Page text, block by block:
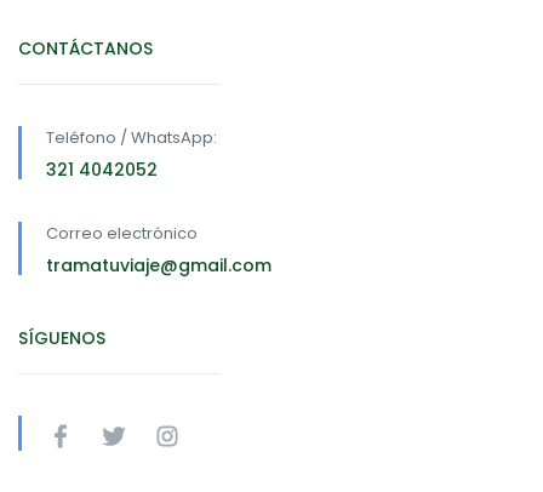
CONTÁCTANOS
Teléfono / WhatsApp:
321 4042052
Correo electrónico
tramatuviaje@gmail.com
SÍGUENOS